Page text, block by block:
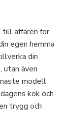
till affären för
egen hemma
din
utan även
modell
kök och
trygg och